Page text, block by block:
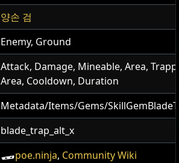
양손 검
Enemy, Ground
Attack, Damage, Mineable, Area,
Area, Cooldown, Duration
Metadata/Items/Gems/
blade_trap_alt_x
poe.ninja, Community Wiki